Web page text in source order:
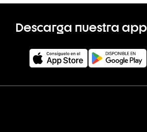
Descarga nuestra app